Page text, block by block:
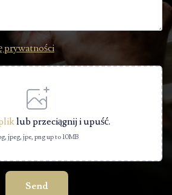
prywatności
lub przeciągnij i upuść.
jpeg, jpe, png up to 10MB
Send